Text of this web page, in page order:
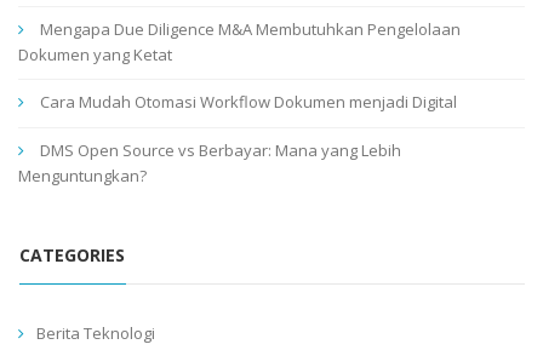
Mengapa Due Diligence M&A Membutuhkan Pengelolaan
Dokumen yang Ketat
Cara Mudah Otomasi Workflow Dokumen menjadi Digital
DMS Open Source vs Berbayar: Mana yang Lebih
Menguntungkan?
CATEGORIES
Berita Teknologi